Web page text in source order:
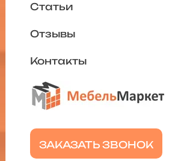
ЗАКАЗАТЬ ЗВОНОК
Статьи
Отзывы
Контакты